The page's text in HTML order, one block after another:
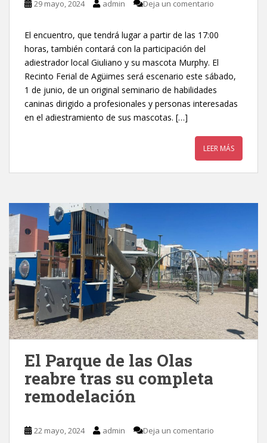
29 mayo, 2024 admin Deja un comentario
El encuentro, que tendrá lugar a partir de las 17:00
horas, también contará con la participación del
adiestrador local Giuliano y su mascota Murphy. El
Recinto Ferial de Agüimes será escenario este sábado,
1 de junio, de un original seminario de habilidades
caninas dirigido a profesionales y personas interesadas
en el adiestramiento de sus mascotas. […]
LEER MÁS
El Parque de las Olas
reabre tras su completa
remodelación
22 mayo, 2024 admin Deja un comentario